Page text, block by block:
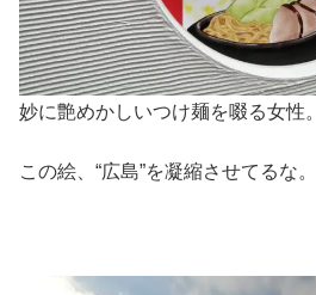
妙に艶めかしいつけ麺を啜る女性。
この絵、“広島”を凝縮させてるな。